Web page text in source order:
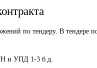
по тендеру. В тендере
и УПД 1-3 б.д.